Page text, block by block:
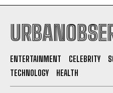
I've read and accept the
ENTERTAINMENT CELEBRITY
TECHNOLOGY
HEALTH